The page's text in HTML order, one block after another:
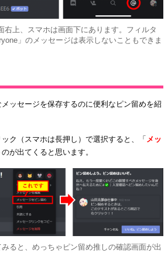
右上、スマホは画面下にあります。フィルタ
」のメッセージは表示しないこともできま
ッセージを保存するのに便利なピン留めを紹
ク（スマホは長押し）で選択すると、「 メッ
のが出てくると思います。
ると、めっちゃピン留め推しの確認画面が出